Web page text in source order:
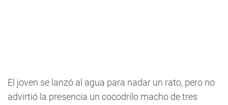
El joven se lanzó al agua para nadar un rato, pero no
advirtió la presencia un cocodrilo macho de tres